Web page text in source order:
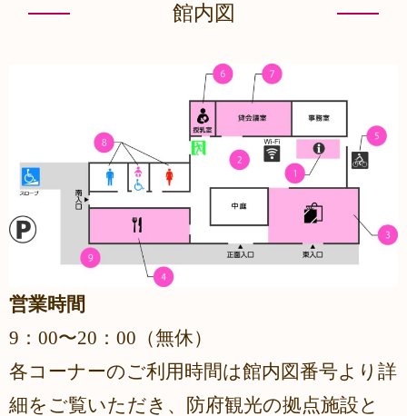
館内図
営業時間
9：00〜20：00（無休）
各コーナーのご利用時間は館内図番号より詳
細をご覧いただき、防府観光の拠点施設と